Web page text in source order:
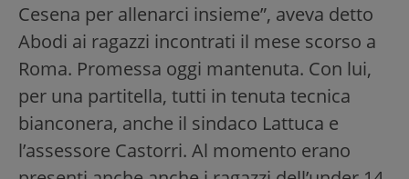
Cesena per allenarci insieme”, aveva detto
Abodi ai ragazzi incontrati il mese scorso a
Roma. Promessa oggi mantenuta. Con lui,
per una partitella, tutti in tenuta tecnica
bianconera, anche il sindaco Lattuca e
l’assessore Castorri. Al momento erano